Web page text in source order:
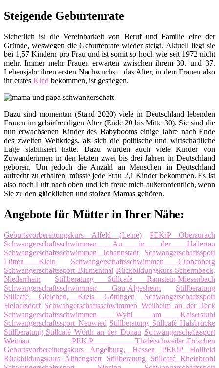
Steigende Geburtenrate
Sicherlich ist die Vereinbarkeit von Beruf und Familie eine der
Gründe, weswegen die Geburtenrate wieder steigt. Aktuell liegt sie
bei 1,57 Kindern pro Frau und ist somit so hoch wie seit 1972 nicht
mehr. Immer mehr Frauen erwarten zwischen ihrem 30. und 37.
Lebensjahr ihren ersten Nachwuchs – das Alter, in dem Frauen also
ihr erstes Kind bekommen, ist gestiegen.
Dazu sind momentan (Stand 2020) viele in Deutschland lebenden
Frauen im gebärfreudigen Alter (Ende 20 bis Mitte 30). Sie sind die
nun erwachsenen Kinder des Babybooms einige Jahre nach Ende
des zweiten Weltkriegs, als sich die politische und wirtschaftliche
Lage stabilisiert hatte. Dazu wurden auch viele Kinder von
Zuwanderinnen in den letzten zwei bis drei Jahren in Deutschland
geboren. Um jedoch die Anzahl an Menschen in Deutschland
aufrecht zu erhalten, müsste jede Frau 2,1 Kinder bekommen. Es ist
also noch Luft nach oben und ich freue mich außerordentlich, wenn
Sie zu den glücklichen und stolzen Mamas gehören.
Angebote für Mütter in Ihrer Nähe:
Geburtsvorbereitungskurs Alfeld (Leine)
PEKiP Oberaurach
Schwangerschaftsschwimmen Au in der Hallertau
Schwangerschaftsschwimmen Johannstadt
Schwangerschaftssport
Lütten Klein
Schwangerschaftsschwimmen Cronenberg
Schwangerschaftssport Blumenthal Rückbildungskurs Schermbeck,
Niederrhein
Stillberatung Stillcafé Ramstein-Miesenbach
Schwangerschaftsschwimmen Gau-Algesheim
Stillberatung
Stillcafé Gleichen, Kreis Göttingen
Schwangerschaftssport
Heinersdorf Schwangerschaftsschwimmen Weilheim an der Teck
Schwangerschaftsschwimmen Wyhl am Kaiserstuhl
Schwangerschaftssport Neuwied Stillberatung Stillcafé Halsbrücke
Stillberatung Stillcafé Wörth an der Donau Schwangerschaftssport
Weitnau
PEKiP Thaleischweiler-Fröschen
Geburtsvorbereitungskurs Angelburg, Hessen
PEKiP Hollfeld
Rückbildungskurs Althengstett
Stillberatung Stillcafé Rheinbrohl